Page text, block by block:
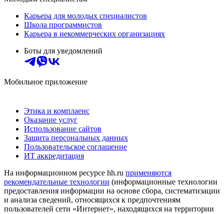
Карьера для молодых специалистов
Школа программистов
Карьера в некоммерческих организациях
Боты для уведомлений
Мобильное приложение
Этика и комплаенс
Оказание услуг
Использование сайтов
Защита персональных данных
Пользовательское соглашение
ИТ аккредитация
На информационном ресурсе hh.ru применяются
рекомендательные технологии (информационные технологии
предоставления информации на основе сбора, систематизации
и анализа сведений, относящихся к предпочтениям
пользователей сети «Интернет», находящихся на территории